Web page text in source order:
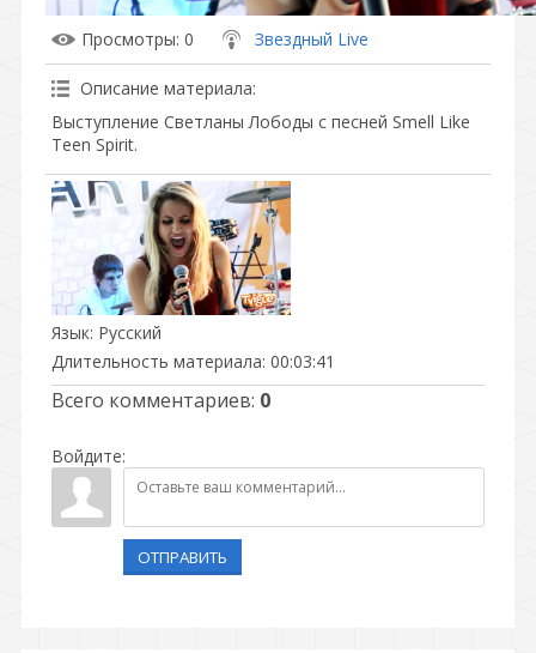
Просмотры: 0 Звездный Live
Описание материала:
Выступление Светланы Лободы с песней Smell Like
Teen Spirit.
Язык: Русский
Длительность материала: 00:03:41
Всего комментариев: 0
Войдите:
ОТПРАВИТЬ